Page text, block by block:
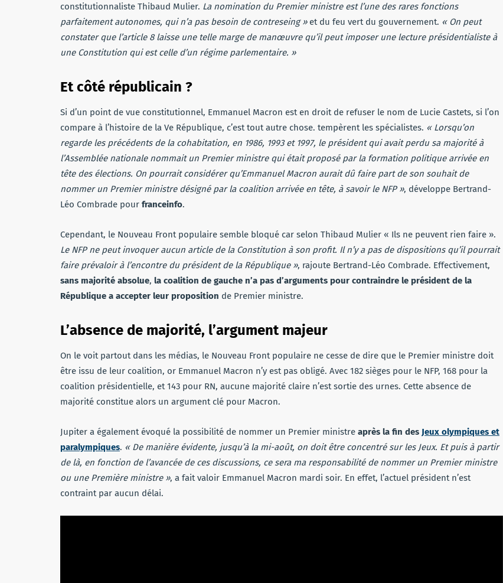
constitutionnaliste Thibaud Mulier. La nomination du Premier ministre est l’une des rares fonctions
parfaitement autonomes, qui n’a pas besoin de contreseing »et du feu vert du gouvernement. « On peut
constater que l’article 8 laisse une telle marge de manœuvre qu’il peut imposer une lecture présidentialiste à
une Constitution qui est celle d’un régime parlementaire. »
Et côté républicain ?
Si d’un point de vue constitutionnel, Emmanuel Macron est en droit de refuser le nom de Lucie Castets, si l’on
compare à l’histoire de la Ve République, c’est tout autre chose. tempèrent les spécialistes. « Lorsqu’on
regarde les précédents de la cohabitation, en 1986, 1993 et 1997, le président qui avait perdu sa majorité à
l’Assemblée nationale nommait un Premier ministre qui était proposé par la formation politique arrivée en
tête des élections. On pourrait considérer qu’Emmanuel Macron aurait dû faire part de son souhait de
nommer un Premier ministre désigné par la coalition arrivée en tête, à savoir le NFP », développe Bertrand-
Léo Combrade pour franceinfo.
Cependant, le Nouveau Front populaire semble bloqué car selon Thibaud Mulier « Ils ne peuvent rien faire ».
Le NFP ne peut invoquer aucun article de la Constitution à son profit. Il n’y a pas de dispositions qu’il pourrait
faire prévaloir à l’encontre du président de la République », rajoute Bertrand-Léo Combrade. Effectivement,
sans majorité absolue, la coalition de gauche n’a pas d’arguments pour contraindre le président de la
République a accepter leur proposition de Premier ministre.
L’absence de majorité, l’argument majeur
On le voit partout dans les médias, le Nouveau Front populaire ne cesse de dire que le Premier ministre doit
être issu de leur coalition, or Emmanuel Macron n’y est pas obligé. Avec 182 sièges pour le NFP, 168 pour la
coalition présidentielle, et 143 pour RN, aucune majorité claire n’est sortie des urnes. Cette absence de
majorité constitue alors un argument clé pour Macron.
Jupiter a également évoqué la possibilité de nommer un Premier ministre après la fin des Jeux olympiques et
paralympiques. « De manière évidente, jusqu’à la mi-août, on doit être concentré sur les Jeux. Et puis à partir
de là, en fonction de l’avancée de ces discussions, ce sera ma responsabilité de nommer un Premier ministre
ou une Première ministre », a fait valoir Emmanuel Macron mardi soir. En effet, l’actuel président n’est
contraint par aucun délai.